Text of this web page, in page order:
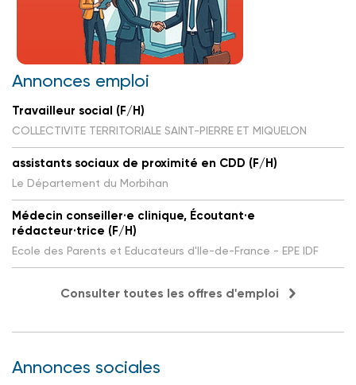
Annonces emploi
Travailleur social (F/H)
COLLECTIVITE TERRITORIALE SAINT-PIERRE ET MIQUELON
assistants sociaux de proximité en CDD (F/H)
Le Département du Morbihan
Médecin conseiller·e clinique, Écoutant·e
rédacteur·trice (F/H)
Ecole des Parents et Educateurs d'Ile-de-France - EPE IDF
Consulter toutes les offres d'emploi
Annonces sociales